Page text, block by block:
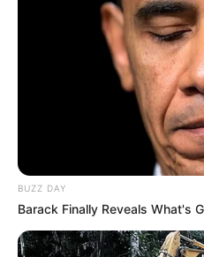
BUZZ DAY
Barack Finally Reveals What's